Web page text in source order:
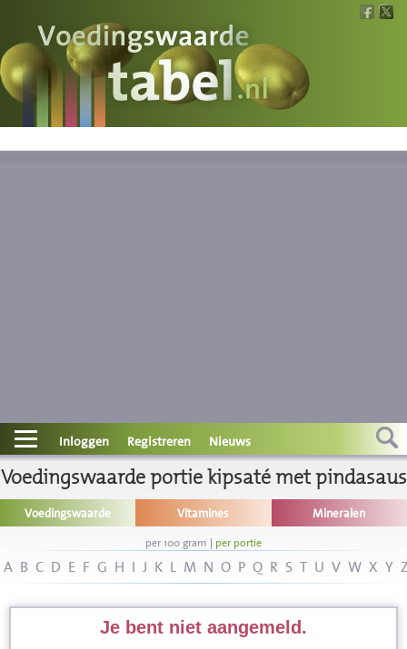
Voedingswaarde
Wat is wat?
Contact
Informatie
Disclaimer
Inloggen Registreren Nieuws
Voedingswaarde portie kipsaté met pindasaus
Voedingswaarde Vitamines Mineralen
per 100 gram | per portie
A B C D E F G H I J K L M N O P Q R S T U V W X Y
Je bent niet aangemeld.